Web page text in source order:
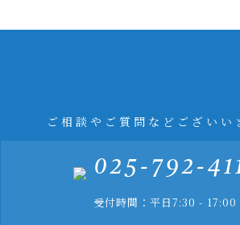
ご相談やご質問などござい
025-792-
受付時間：平日7:30 - 17:00